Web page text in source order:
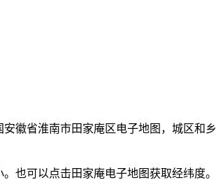
徽省淮南市田家庵区电子地图，城区和
也可以点击田家庵电子地图获取经纬度